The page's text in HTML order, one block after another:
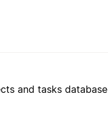
and tasks database